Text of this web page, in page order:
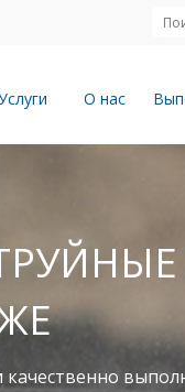
О нас
качественно